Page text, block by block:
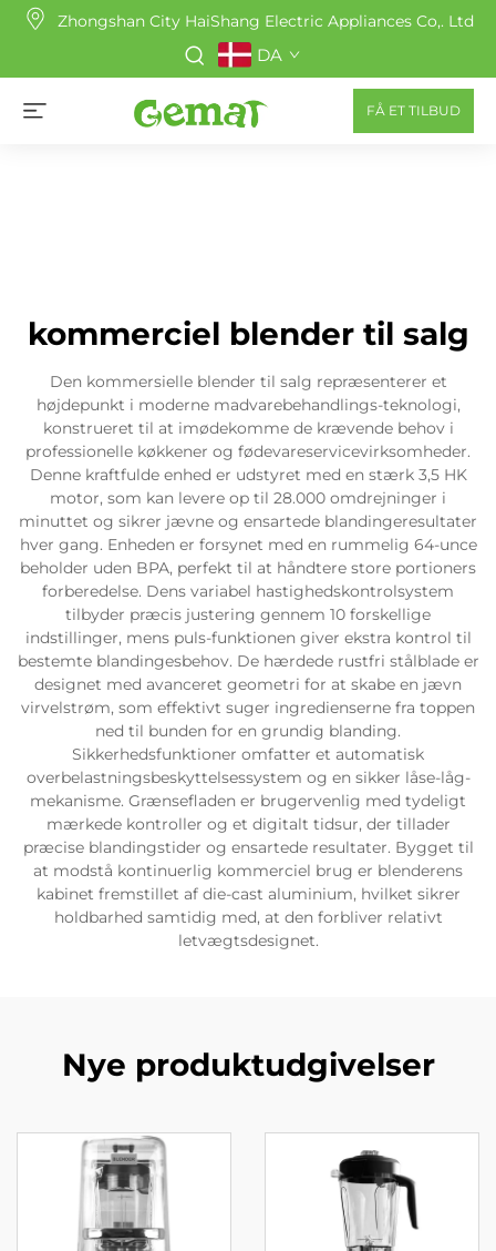
Zhongshan City HaiShang Electric Appliances Co,. Ltd
DA
FÅ ET TILBUD
kommerciel blender til salg
Den kommersielle blender til salg repræsenterer et
højdepunkt i moderne madvarebehandlings-teknologi,
konstrueret til at imødekomme de krævende behov i
professionelle køkkener og fødevareservicevirksomheder.
Denne kraftfulde enhed er udstyret med en stærk 3,5 HK
motor, som kan levere op til 28.000 omdrejninger i
minuttet og sikrer jævne og ensartede blandingeresultater
hver gang. Enheden er forsynet med en rummelig 64-unce
beholder uden BPA, perfekt til at håndtere store portioners
forberedelse. Dens variabel hastighedskontrolsystem
tilbyder præcis justering gennem 10 forskellige
indstillinger, mens puls-funktionen giver ekstra kontrol til
bestemte blandingesbehov. De hærdede rustfri stålblade er
designet med avanceret geometri for at skabe en jævn
virvelstrøm, som effektivt suger ingredienserne fra toppen
ned til bunden for en grundig blanding.
Sikkerhedsfunktioner omfatter et automatisk
overbelastningsbeskyttelsessystem og en sikker låse-låg-
mekanisme. Grænsefladen er brugervenlig med tydeligt
mærkede kontroller og et digitalt tidsur, der tillader
præcise blandingstider og ensartede resultater. Bygget til
at modstå kontinuerlig kommerciel brug er blenderens
kabinet fremstillet af die-cast aluminium, hvilket sikrer
holdbarhed samtidig med, at den forbliver relativt
letvægtsdesignet.
Nye produktudgivelser